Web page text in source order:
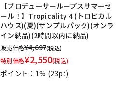
【プロデューサーループスサマーセ
ール！】Tropicality 4 (トロピカル
ハウス)(夏)(サンプルパック)(オンラ
イン納品)(2時間以内に納品)
販売価格¥4,697(税込)
特別価格¥2,550(税込)
ポイント：1% (23pt)